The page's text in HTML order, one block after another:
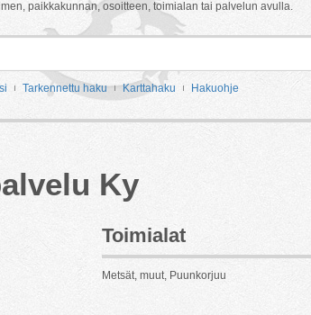
paikkakunnan, osoitteen, toimialan tai palvelun avulla.
Tarkennettu haku Karttahaku Hakuohje
Ky
Toimialat
Metsät, muut, Puunkorjuu